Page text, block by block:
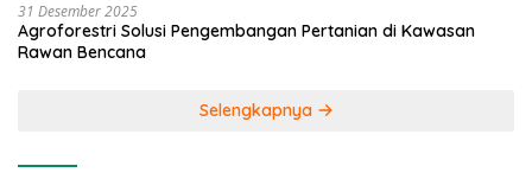
31 Desember 2025
Agroforestri Solusi Pengembangan Pertanian di Kawasan
Rawan Bencana
Selengkapnya